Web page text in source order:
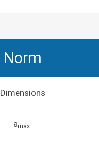
Norm
Dimensions
amax.